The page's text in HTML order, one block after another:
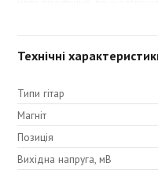
Тембр:
Верхній регістр: 5,0
Верхня середина: 6,5
Нижня середина: 7,5
Технічні
Типи гітар
Магніт
Позиція
Вихідна напруга, мВ